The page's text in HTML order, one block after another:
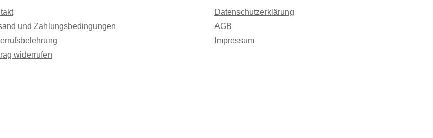
und Zahlungsbedingungen
widerrufen
Datenschutzerklärung
AGB
Impressum